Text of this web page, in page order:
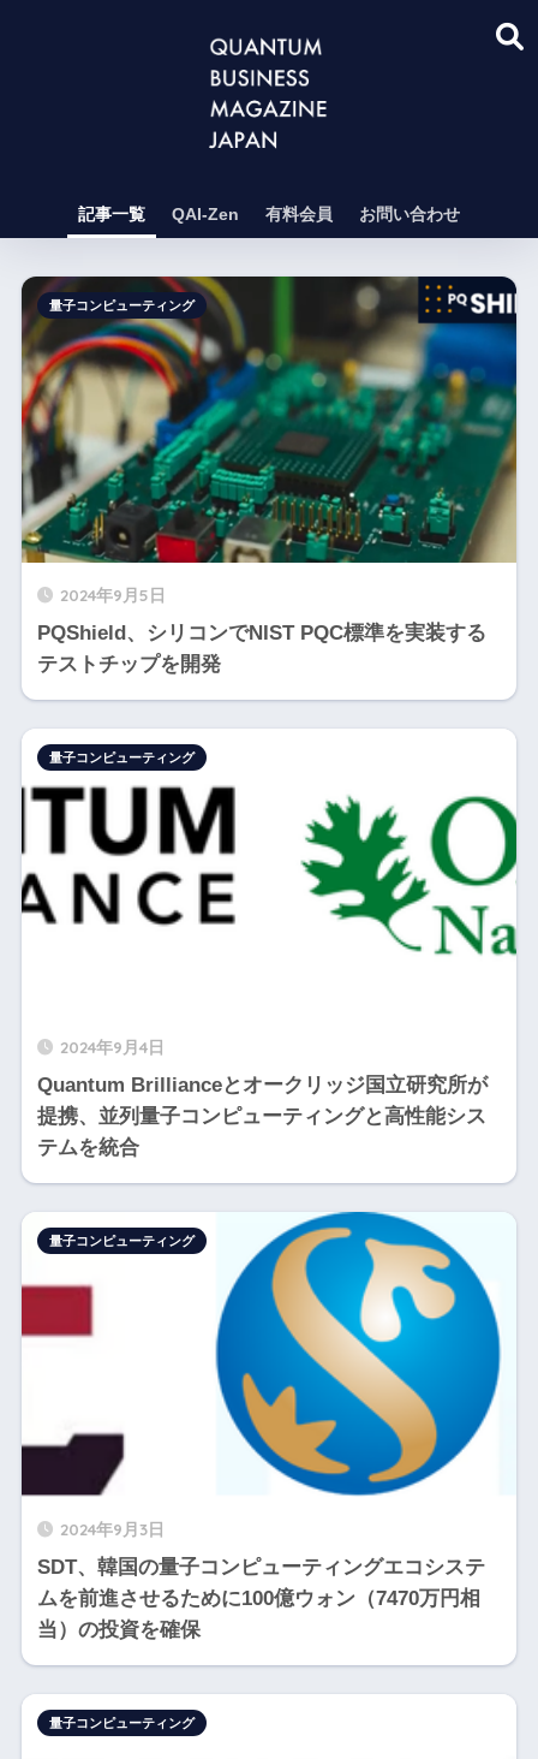
記事一覧 QAI-Zen 有料会員 お問い合わせ
2024年9月5日
PQShield、シリコンでNIST PQC標準を実装する
テストチップを開発
量子コンピューティング
2024年9月4日
Quantum Brillianceとオークリッジ国立研究所が
提携、並列量子コンピューティングと高性能シス
テムを統合
量子コンピューティング
2024年9月3日
SDT、韓国の量子コンピューティングエコシステ
ムを前進させるために100億ウォン（7470万円相
当）の投資を確保
量子コンピューティング
量子コンピューティング